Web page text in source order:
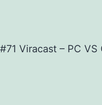
#71 Viracast – PC VS